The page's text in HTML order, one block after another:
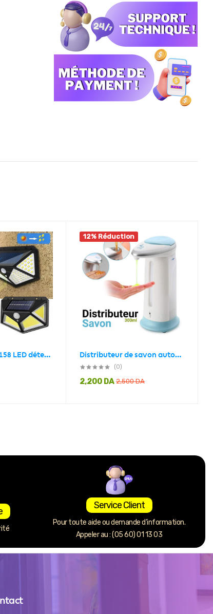
Lampe solaire 158 LED détecteur de mouvement imperméable 3 modes
12% Réduction
Distributeur de savon automatique à capteur sans contact 300 ml
(0)
2,500DA
2,200 DA
Service Client
Pour toute aide ou demande d’information.
Appeler au : (05 60) 01 13 03